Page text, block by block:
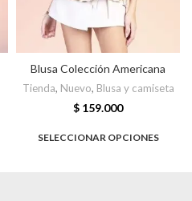
Blusa Colección Americana
Tienda, Nuevo, Blusa y camiseta
$ 159.000
SELECCIONAR OPCIONES